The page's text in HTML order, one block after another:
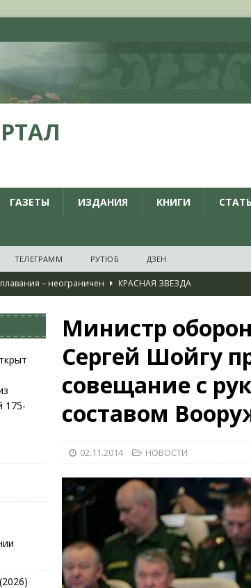
ГАЗЕТЫ ИЗДАНИЯ КНИГИ
ТЕЛЕГРАММ РУТЮБ ДЗЕН
– неограничен
КРАСНАЯ ЗВЕЗДА
В ВОЕННОЙ ИСТОРИИ (2026)
ВОЕННО-ИСТОРИЧЕСКИЙ
Минобороны России открыт мультимедийный проект с
175-летию со дня создания Железнодорожных
Министр
Сергей Шойгу
совещание с
составом
02.11.2014 НОВОСТИ
175-